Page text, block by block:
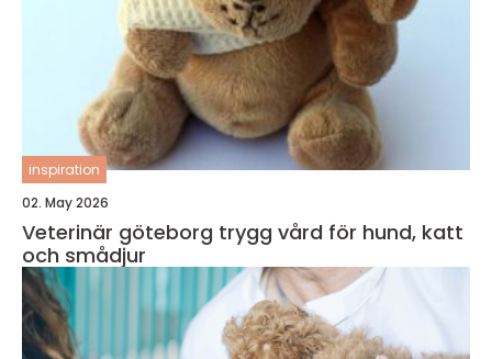
inspiration
02. May 2026
Veterinär göteborg trygg vård för hund, katt
och smådjur